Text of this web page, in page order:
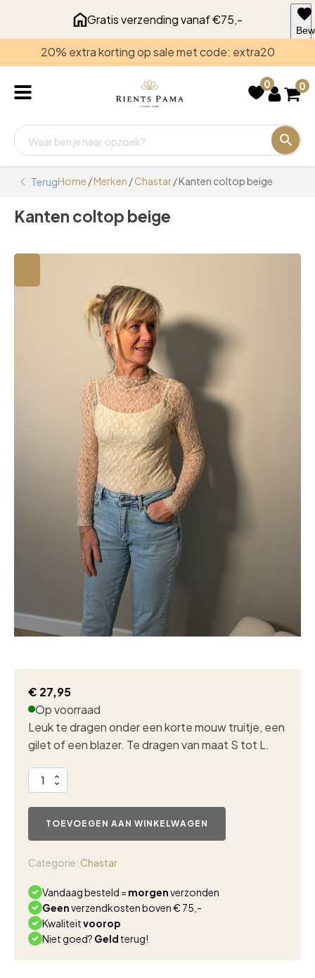
Gratis verzending vanaf €75,-
20% extra korting op sale met code: extra20
0 0
TerugHome /Merken /Chastar/ Kanten coltop beige
Kanten coltop beige
€ 27,95
Op voorraad
Leuk te dragen onder een korte mouw truitje, een
gilet of een blazer. Te dragen van maat S tot L.
Kanten
coltop
beige
aantalTOEVOEGEN AAN WINKELWAGEN
voor
Categorie: Chastar
Vandaag besteld = morgenverzonden
Geenverzendkosten boven € 75,-
Kwaliteitvoorop
Niet goed? Geld terug!